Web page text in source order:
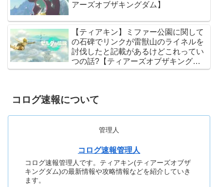
アーズオブザキングダム】
【ティアキン】ミファー公園に関して
の石碑でリンクが雷獣山のライネルを
討伐したと記載があるけどこれってい
つの話?【ティアーズオブザキングダ
ム】
コログ速報について
管理人
コログ速報管理人
コログ速報管理人です。ティアキン(ティアーズオブザ
キングダム)の最新情報や攻略情報などを紹介していき
ます。